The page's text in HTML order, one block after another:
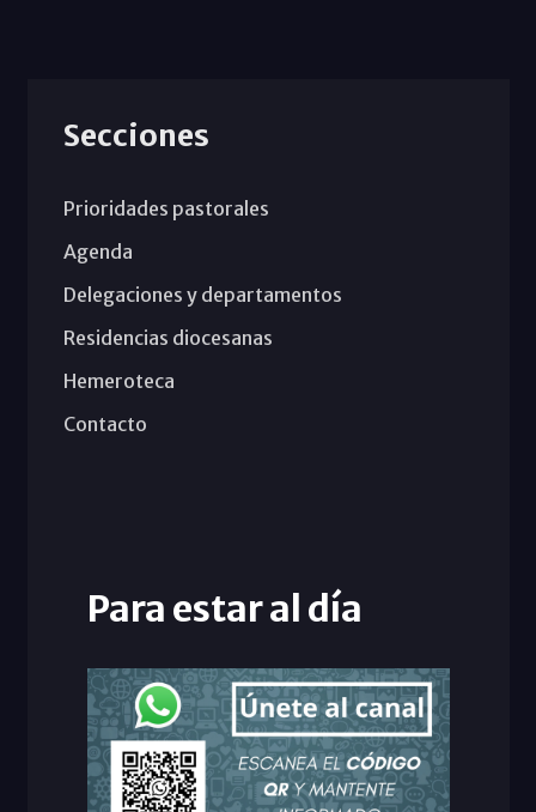
Secciones
Prioridades pastorales
Agenda
Delegaciones y departamentos
Residencias diocesanas
Hemeroteca
Contacto
Para estar al día